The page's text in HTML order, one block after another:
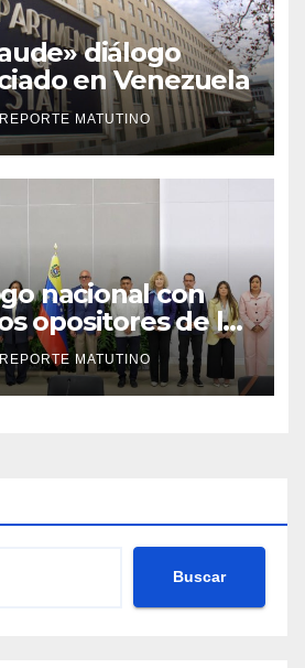
diálogo
en Venezuela
REPORTE MATUTINO
nacional con
opositores de la
REPORTE MATUTINO
Buscar